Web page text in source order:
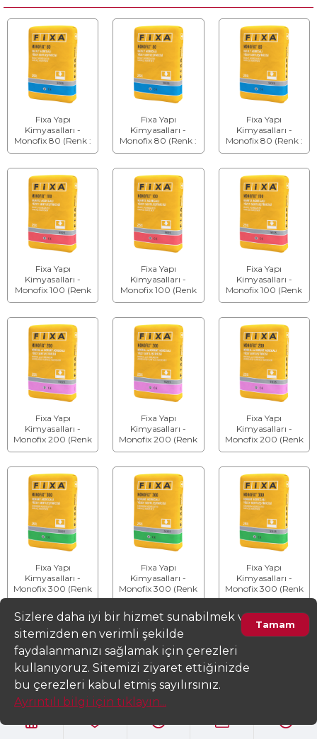
Fixa Yapı
Kimyasalları -
Monofix 80 (Renk :
Gri) - Bazalt
Sertleştiricisi
Fixa Yapı
Kimyasalları -
Monofix 80 (Renk :
Kırmızı) - Bazalt
Sertleştiricisi
Fixa Yapı
Kimyasalları -
Monofix 80 (Renk :
Yeşil) - Bazalt
Sertleştiricisi
Fixa Yapı
Kimyasalları -
Monofix 100 (Renk
: Gri) - Kuartz
Sertleştiricisi
Fixa Yapı
Kimyasalları -
Monofix 100 (Renk
: Kırmızı) - Kuartz
Sertleştiricisi
Fixa Yapı
Kimyasalları -
Monofix 100 (Renk
: Yeşil) - Kuartz
Sertleştiricisi
Fixa Yapı
Kimyasalları -
Monofix 200 (Renk
: Gri) - Mineral ve
Yüzey Sertleştiricisi
Fixa Yapı
Kimyasalları -
Monofix 200 (Renk
: Kırmızı) - Mineral
Yüzey Sertleştiricisi
Fixa Yapı
Kimyasalları -
Monofix 200 (Renk
: Yeşil) - Mineral ve
Yüzey Sertleştiricisi
Fixa Yapı
Kimyasalları -
Monofix 300 (Renk
: Gri) - Korunt
Agregalı Yüzey
Sertleştiricisi
Fixa Yapı
Kimyasalları -
Monofix 300 (Renk
: Kırmızı) - Korunt
Agregalı Yüzey
Sertleştiricisi
Fixa Yapı
Kimyasalları -
Monofix 300 (Renk
: Yeşil) - Korunt
Sertleştiricisi
LİKİT YÜZEY SERTLEŞTİRİCİLER ve ASTARLARTamam
Sizlere daha iyi bir hizmet sunabilmek ve
sitemizden en verimli şekilde
faydalanmanızı sağlamak için çerezleri
kullanıyoruz. Sitemizi ziyaret ettiğinizde
bu çerezleri kabul etmiş sayılırsınız.
Ayrıntılı bilgi için tıklayın...
Ürünleri Filtrele